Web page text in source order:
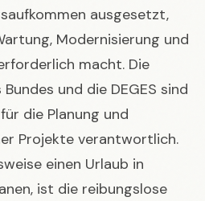
ausgesetzt,
Modernisierung und
macht. Die
und die DEGES sind
die Planung und
Projekte verantwortlich.
einen Urlaub in
ist die reibungslose